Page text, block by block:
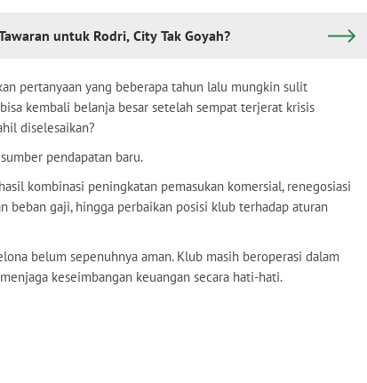
untuk Rodri, City Tak Goyah?
pertanyaan yang beberapa tahun lalu mungkin sulit
kembali belanja besar setelah sempat terjerat krisis
diselesaikan?
pendapatan baru.
kombinasi peningkatan pemasukan komersial, renegosiasi
beban gaji, hingga perbaikan posisi klub terhadap aturan
belum sepenuhnya aman. Klub masih beroperasi dalam
keseimbangan keuangan secara hati-hati.